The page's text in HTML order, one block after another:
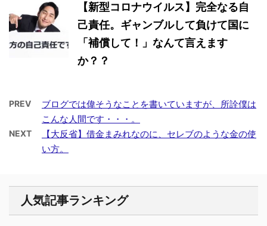
【新型コロナウイルス】完全なる自
己責任。ギャンブルして負けて国に
「補償して！」なんて言えます
か？？
PREV
ブログでは偉そうなことを書いていますが、所詮僕は
こんな人間です・・・。
NEXT
【大反省】借金まみれなのに、セレブのような金の使
い方。
人気記事ランキング